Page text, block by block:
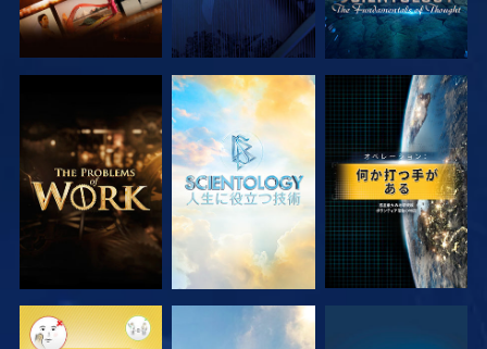
シリーズを探求 シリーズを探求 観る